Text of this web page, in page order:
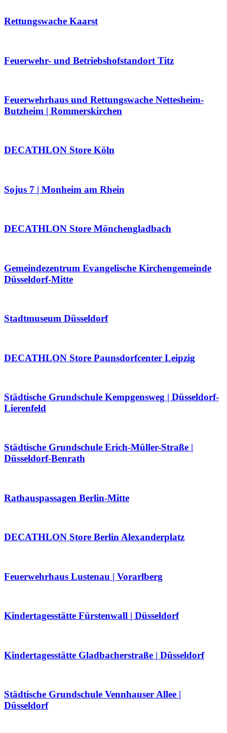
Rettungswache Kaarst
Feuerwehr- und Betriebshofstandort Titz
Feuerwehrhaus und Rettungswache Nettesheim-
Butzheim | Rommerskirchen
DECATHLON Store Köln
Sojus 7 | Monheim am Rhein
DECATHLON Store Mönchengladbach
Gemeindezentrum Evangelische Kirchengemeinde
Düsseldorf-Mitte
Stadtmuseum Düsseldorf
DECATHLON Store Paunsdorfcenter Leipzig
Städtische Grundschule Kempgensweg | Düsseldorf-
Lierenfeld
Städtische Grundschule Erich-Müller-Straße |
Düsseldorf-Benrath
Rathauspassagen Berlin-Mitte
DECATHLON Store Berlin Alexanderplatz
Feuerwehrhaus Lustenau | Vorarlberg
Kindertagesstätte Fürstenwall | Düsseldorf
Kindertagesstätte Gladbacherstraße | Düsseldorf
Städtische Grundschule Vennhauser Allee |
Düsseldorf